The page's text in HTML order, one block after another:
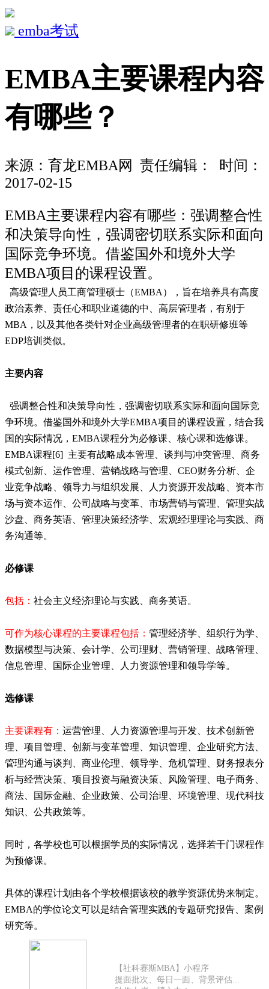
emba考试
EMBA主要课程内容
有哪些？
来源： 育龙EMBA网
责任编辑： 时间：
2017-02-15
EMBA主要课程内容有哪些：强调整合性
和决策导向性，强调密切联系实际和面向
国际竞争环境。借鉴国外和境外大学
EMBA项目的课程设置。
高级管理人员工商管理硕士（EMBA），旨在培养具有高度
政治素养、责任心和职业道德的中、高层管理者，有别于
MBA，以及其他各类针对企业高级管理者的在职研修班等
EDP培训类似。
主要内容
强调整合性和决策导向性，强调密切联系实际和面向国际竞
争环境。借鉴国外和境外大学EMBA项目的课程设置，结合我
国的实际情况，EMBA课程分为必修课、核心课和选修课。
EMBA课程[6] 主要有战略成本管理、谈判与冲突管理、商务
模式创新、运作管理、营销战略与管理、CEO财务分析、企
业竞争战略、领导力与组织发展、人力资源开发战略、资本市
场与资本运作、公司战略与变革、市场营销与管理、管理实战
沙盘、商务英语、管理决策经济学、宏观经理理论与实践、商
务沟通等。
必修课
包括： 社会主义经济理论与实践、商务英语。
可作为核心课程的主要课程包括： 管理经济学、组织行为学、
数据模型与决策、会计学、公司理财、营销管理、战略管理、
信息管理、国际企业管理、人力资源管理和领导学等。
选修课
主要课程有： 运营管理、人力资源管理与开发、技术创新管
理、项目管理、创新与变革管理、知识管理、企业研究方法、
管理沟通与谈判、商业伦理、领导学、危机管理、财务报表分
析与经营决策、项目投资与融资决策、风险管理、电子商务、
商法、国际金融、企业政策、公司治理、环境管理、现代科技
知识、公共政策等。
同时，各学校也可以根据学员的实际情况，选择若干门课程作
为预修课。
具体的课程计划由各个学校根据该校的教学资源优势来制定。
EMBA的学位论文可以是结合管理实践的专题研究报告、案例
研究等。
【社科赛斯MBA】小程序
提面批次、每日一面、背景评估...